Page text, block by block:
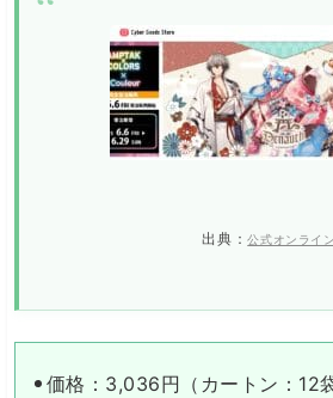
出典：公式オンライ
価格：3,036円（カートン：12